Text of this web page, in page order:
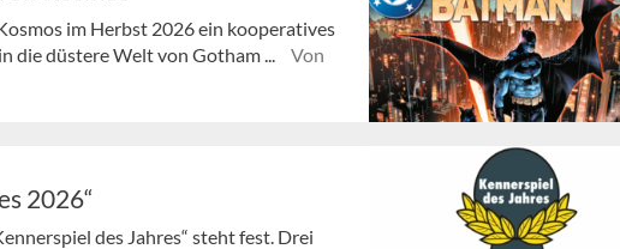
im Herbst 2026 ein kooperatives
die düstere Welt von Gotham ...
Von
2026“
des Jahres“ steht fest. Drei